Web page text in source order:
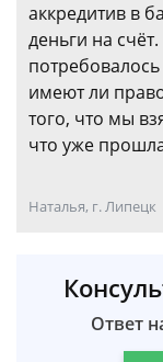
аккредитив в
деньги на
имеют ли
того, что мы
что уже
Наталья, г. Липецк
Ответ